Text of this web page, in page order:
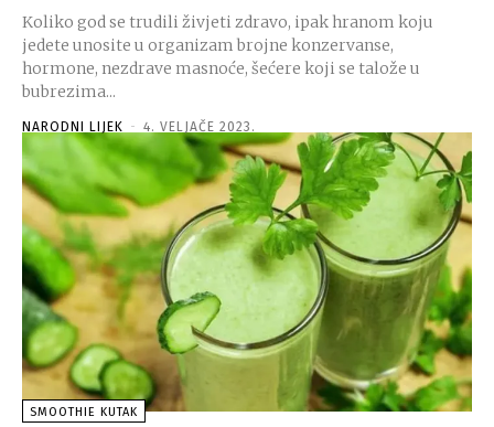
Koliko god se trudili živjeti zdravo, ipak hranom koju
jedete unosite u organizam brojne konzervanse,
hormone, nezdrave masnoće, šećere koji se talože u
bubrezima...
NARODNI LIJEK - 4. VELJAČE 2023.
SMOOTHIE KUTAK